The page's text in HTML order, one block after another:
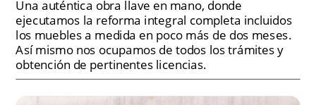
Una auténtica obra llave en mano, donde
ejecutamos la reforma integral completa incluidos
los muebles a medida en poco más de dos meses.
Así mismo nos ocupamos de todos los trámites y
obtención de pertinentes licencias.